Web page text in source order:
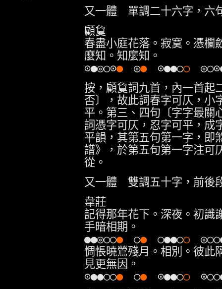
又一體 單調二十六字，六
顧敻
春盡小庭花落。寂寞。憑欄
麼知。知麼知。
⊙●◎○⊙●◎●⊙●●○○
按，顧敻詞九首，內一首起
否〕，故此詞春字可仄，小
平。第三、四句〔字字最關
詞憑字可仄，忍字可平，成
平韻，其第五句第一字，即
譜》，於第五句第一字注可
從。
又一體 雙調五十字，前後
韋莊
記得那年花下。深夜。初識
手暗相期。
●●◎○○●○●○●●○○
惆悵曉鶯殘月。相別。彼此
見更無因。
⊙●●○○●○●⊙●●○○